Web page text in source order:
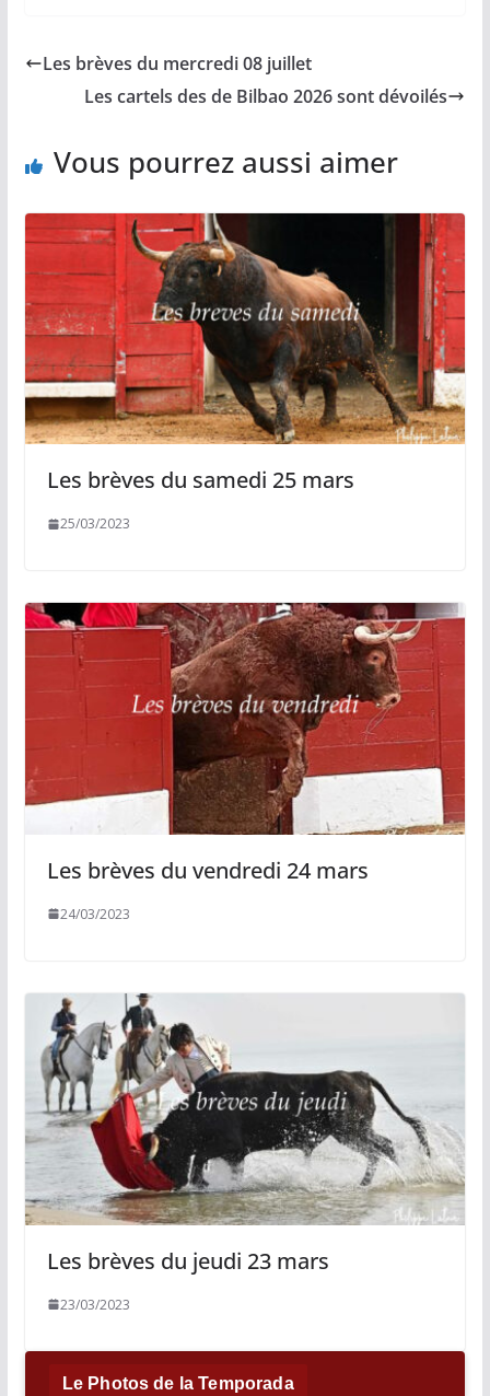
o
i
n
A
p
g
e
Les brèves du mercredi 08 juillet
Les cartels des de Bilbao 2026 sont dévoilés
Vous pourrez aussi aimer
Les brèves du samedi 25 mars
25/03/2023
Les brèves du vendredi 24 mars
24/03/2023
Les brèves du jeudi 23 mars
23/03/2023
Le Photos de la Temporada